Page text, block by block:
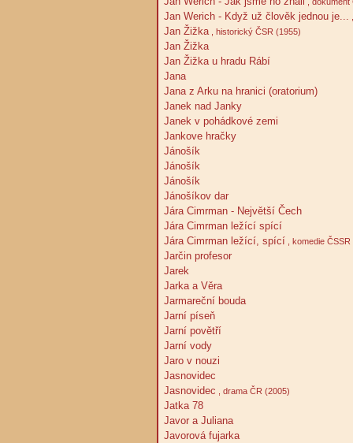
Jan Werich - Když už člověk jednou je...
Jan Žižka , historický ČSR (1955)
Jan Žižka
Jan Žižka u hradu Rábí
Jana
Jana z Arku na hranici (oratorium)
Janek nad Janky
Janek v pohádkové zemi
Jankove hračky
Jánošík
Jánošík
Jánošík
Jánošíkov dar
Jára Cimrman - Největší Čech
Jára Cimrman ležící spící
Jára Cimrman ležící, spící , komedie
Jarčin profesor
Jarek
Jarka a Věra
Jarmareční bouda
Jarní píseň
Jarní povětří
Jarní vody
Jaro v nouzi
Jasnovidec
Jasnovidec , drama ČR (2005)
Jatka 78
Javor a Juliana
Javorová fujarka